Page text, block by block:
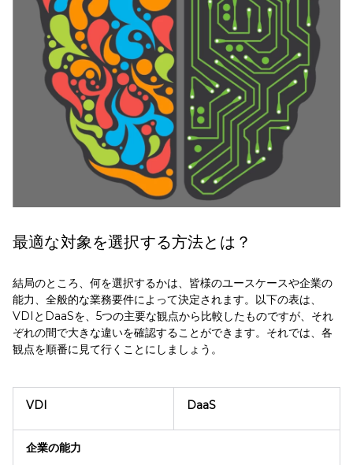
最適な対象を選択する方法とは？
結局のところ、何を選択するかは、皆様のユースケースや企業の
能力、全般的な業務要件によって決定されます。以下の表は、
VDIとDaaSを、5つの主要な観点から比較したものですが、それ
ぞれの間で大きな違いを確認することができます。それでは、各
観点を順番に見て行くことにしましょう。
VDI DaaS
企業の能力